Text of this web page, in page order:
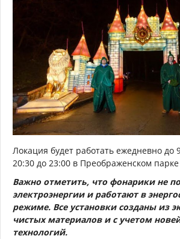
Локация будет работать ежедневно до
20:30 до 23:00 в Преображенском
Важно отметить, что фонарики не
электроэнергии и работают в
режиме. Все установки созданы из
чистых материалов и с учетом
технологий.